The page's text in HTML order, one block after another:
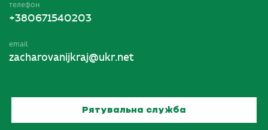
телефон
+380671540203
email
zacharovanijkraj@ukr.net
Рятувальна служба